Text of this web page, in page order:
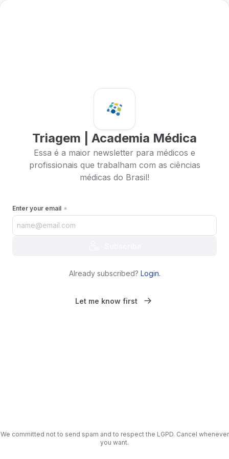
Triagem | Academia Médica
Essa é a maior newsletter para médicos e
profissionais que trabalham com as ciências
médicas do Brasil!
Enter your email
Already subscribed? Login.
Let me know first
We committed not to send spam and to respect the LGPD. Cancel whenever
you want.